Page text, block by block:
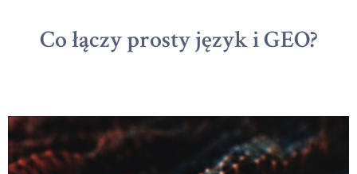
Co łączy prosty język i GEO?